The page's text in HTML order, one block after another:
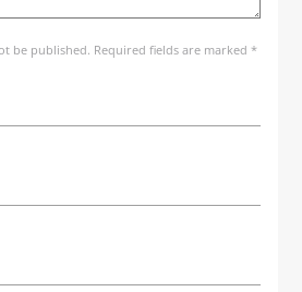
be published. Required fields are marked *